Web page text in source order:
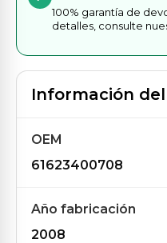
100% garantía de
detalles, consulte
Información
OEM
61623400708
Año fabricación
2008